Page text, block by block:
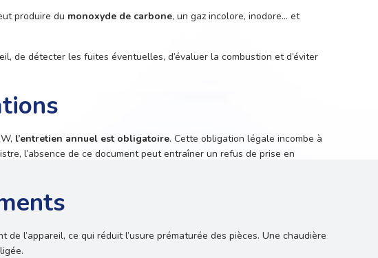
produire du monoxyde de carbone, un gaz incolore, inodore… et
de détecter les fuites éventuelles, d’évaluer la combustion et d’éviter
l’entretien annuel est obligatoire. Cette obligation légale incombe à
l’absence de ce document peut entraîner un refus de prise en
l’appareil, ce qui réduit l’usure prématurée des pièces. Une chaudière